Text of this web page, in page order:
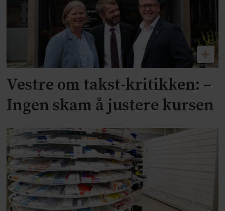
Vestre om takst-kritikken: –
Ingen skam å justere kursen